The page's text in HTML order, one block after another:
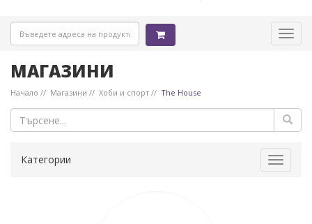
МАГАЗИНИ
Начало Магазини Хоби и спорт The House
Toggle
Категории